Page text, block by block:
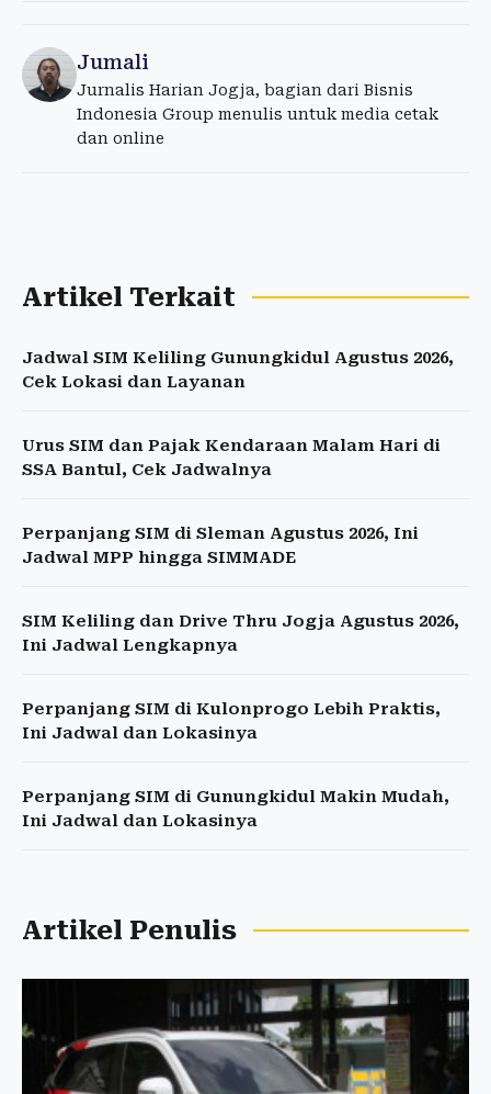
Jumali
Jurnalis Harian Jogja, bagian dari Bisnis
Indonesia Group menulis untuk media cetak
dan online
Artikel Terkait
Jadwal SIM Keliling Gunungkidul Agustus 2026,
Cek Lokasi dan Layanan
Urus SIM dan Pajak Kendaraan Malam Hari di
SSA Bantul, Cek Jadwalnya
Perpanjang SIM di Sleman Agustus 2026, Ini
Jadwal MPP hingga SIMMADE
SIM Keliling dan Drive Thru Jogja Agustus 2026,
Ini Jadwal Lengkapnya
Perpanjang SIM di Kulonprogo Lebih Praktis,
Ini Jadwal dan Lokasinya
Perpanjang SIM di Gunungkidul Makin Mudah,
Ini Jadwal dan Lokasinya
Artikel Penulis